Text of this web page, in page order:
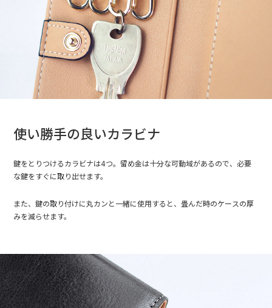
使い勝手の良いカラビナ
鍵をとりつけるカラビナは4つ。留め金は十分な可動域があるので、必要
な鍵をすぐに取り出せます。
また、鍵の取り付けに丸カンと一緒に使用すると、畳んだ時のケースの厚
みを減らせます。